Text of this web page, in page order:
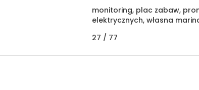
monitoring, plac zabaw,
elektrycznych, własna
27 / 77